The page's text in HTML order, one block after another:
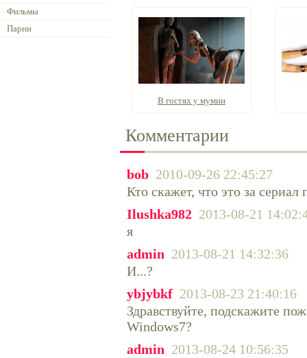
Фильмы
Парни
В гостях у мумии
Комментарии
bob 2010-09-26 22:45:27
Кто скажет, что это за сериал
Ilushka982 2013-08-21
я
admin 2013-08-21 14:32:36
И...?
ybjybkf 2013-08-23 21:40:16
Здравствуйте, подскажите
Windows7?
admin 2013-08-24 10:56:35